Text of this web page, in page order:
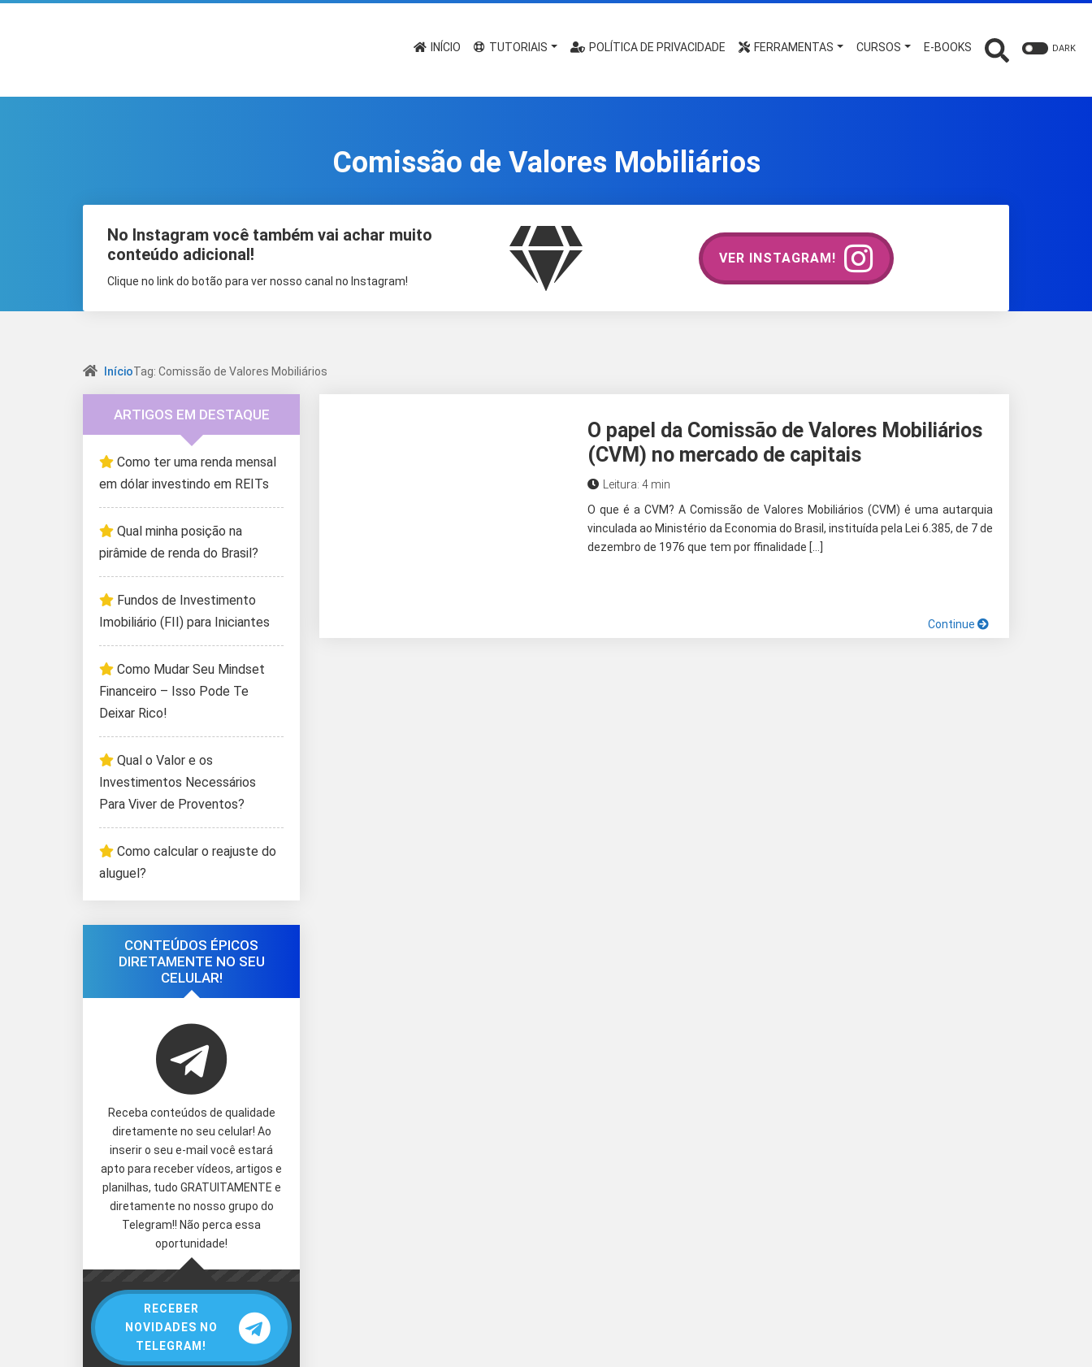
INÍCIO TUTORIAIS POLÍTICA DE PRIVACIDADE FERRAMENTAS CURSOS E-BOOKS DARK
Comissão de Valores Mobiliários
No Instagram você também vai achar muito
conteúdo adicional!
Clique no link do botão para ver nosso canal no Instagram!
VER INSTAGRAM!
InícioTag: Comissão de Valores Mobiliários
O papel da Comissão de Valores Mobiliários
(CVM) no mercado de capitais
Leitura: 4 min
O que é a CVM? A Comissão de Valores Mobiliários (CVM) é uma autarquia
vinculada ao Ministério da Economia do Brasil, instituída pela Lei 6.385, de 7 de
dezembro de 1976 que tem por ffinalidade […]
Continue
ARTIGOS EM DESTAQUE
Como ter uma renda mensal
em dólar investindo em REITs
Qual minha posição na
pirâmide de renda do Brasil?
Fundos de Investimento
Imobiliário (FII) para Iniciantes
Como Mudar Seu Mindset
Financeiro – Isso Pode Te
Deixar Rico!
Qual o Valor e os
Investimentos Necessários
Para Viver de Proventos?
Como calcular o reajuste do
aluguel?
CONTEÚDOS ÉPICOS
DIRETAMENTE NO SEU
CELULAR!
Receba conteúdos de qualidade
diretamente no seu celular! Ao
inserir o seu e-mail você estará
apto para receber vídeos, artigos e
planilhas, tudo GRATUITAMENTE e
diretamente no nosso grupo do
Telegram!! Não perca essa
oportunidade!
RECEBER
NOVIDADES NO
TELEGRAM!